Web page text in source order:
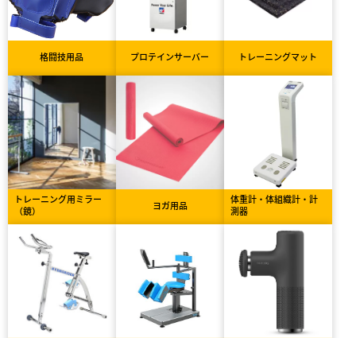
格闘技用品 プロテインサーバー トレーニングマット
トレーニング用ミラー
（鏡）
ヨガ用品
体重計・体組織計・計
測器